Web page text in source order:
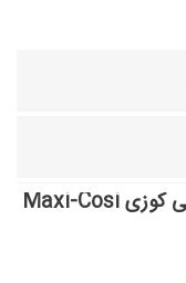
صندلی ماشین مدل توبی فیکس مکسی کوزی Maxi-Cosi